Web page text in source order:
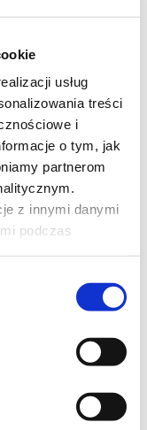
usług
treści
i
o tym, jak
partnerom
z innymi danymi
podczas
produkcji
nowe wyzwanie -
Czy tradycyjne